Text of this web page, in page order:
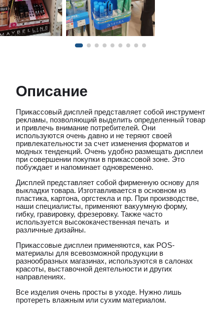
Описание
Прикассовый дисплей представляет собой инструмент
рекламы, позволяющий выделить определенный товар
и привлечь внимание потребителей. Они
используются очень давно и не теряют своей
привлекательности за счет изменения форматов и
модных тенденций. Очень удобно размещать дисплеи
при совершении покупки в прикассовой зоне. Это
побуждает и напоминает одновременно.
Дисплей представляет собой фирменную основу для
выкладки товара. Изготавливается в основном из
пластика, картона, оргстекла и пр. При производстве,
наши специалисты, применяют вакуумную форму,
гибку, гравировку, фрезеровку. Также часто
используется высококачественная печать и
различные дизайны.
Прикассовые дисплеи применяются, как POS-
материалы для всевозможной продукции в
разнообразных магазинах, используются в салонах
красоты, выставочной деятельности и других
направлениях.
Все изделия очень просты в уходе. Нужно лишь
протереть влажным или сухим материалом.